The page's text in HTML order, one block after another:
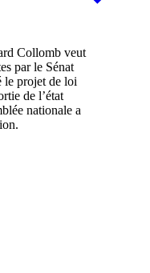
le projet de loi
de l’état
nationale a